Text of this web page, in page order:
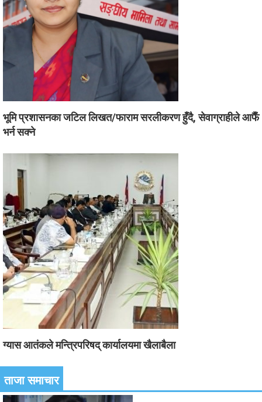
भूमि प्रशासनका जटिल लिखत/फाराम सरलीकरण हुँदै, सेवाग्राहीले आफैँ
भर्न सक्ने
ग्यास आतंकले मन्त्रिपरिषद् कार्यालयमा खैलाबैला
ताजा समाचार